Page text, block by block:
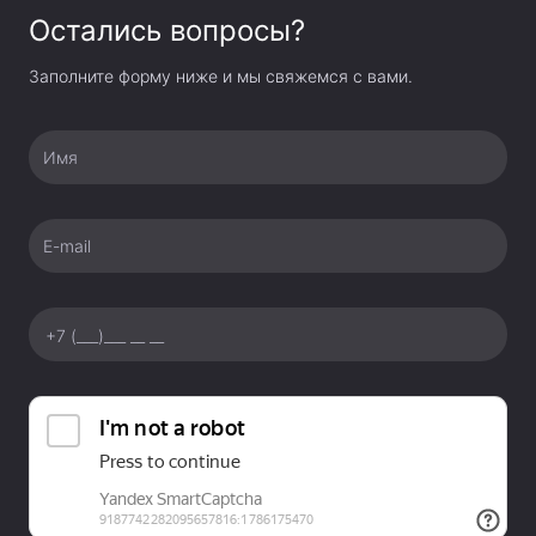
Достоинства модели дополняет предусмотренный
кассеты для отслеживания количества кадров
Остались вопросы?
Заполните форму ниже и мы свяжемся с вами.
Имя
E-mail